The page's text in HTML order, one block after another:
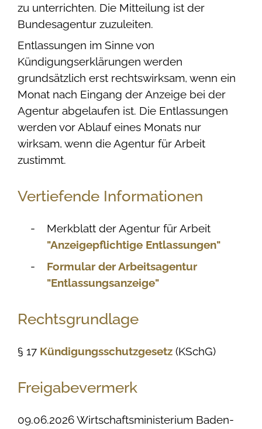
zu unterrichten. Die Mitteilung ist der
Bundesagentur zuzuleiten.
Entlassungen im Sinne von
Kündigungserklärungen werden
grundsätzlich erst rechtswirksam, wenn ein
Monat nach Eingang der Anzeige bei der
Agentur abgelaufen ist. Die Entlassungen
werden vor Ablauf eines Monats nur
wirksam, wenn die Agentur für Arbeit
zustimmt.
Vertiefende Informationen
Merkblatt der Agentur für Arbeit
"Anzeigepflichtige Entlassungen"
Formular der Arbeitsagentur
"Entlassungsanzeige"
Rechtsgrundlage
§ 17 Kündigungsschutzgesetz (KSchG)
Freigabevermerk
09.06.2026 Wirtschaftsministerium Baden-